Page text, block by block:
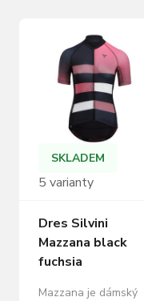
SKLADEM
5 varianty
Dres Silvini
Mazzana black
fuchsia
Mazzana je dámský